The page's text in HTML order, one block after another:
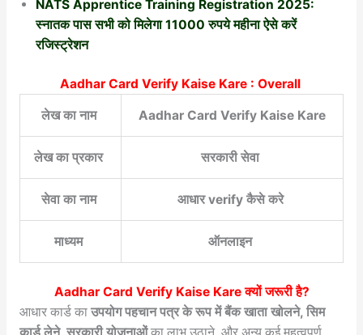
NATS Apprentice Training Registration 2025:
स्नातक पास सभी को मिलेगा 11000 रुपये महीना ऐसे करें
रजिस्ट्रेशन
Aadhar Card Verify Kaise Kare : Overall
लेख का नाम Aadhar Card Verify Kaise Kare
लेख का प्रकार सरकारी सेवा
सेवा का नाम आधार verify कैसे करे
माध्यम ऑनलाइन
Aadhar Card Verify Kaise Kareक्यों जरूरी है?
आधार कार्ड का उपयोग पहचान पत्र के रूप में बैंक खाता खोलने, सिम